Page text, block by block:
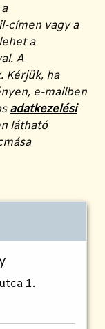
címen vagy a
a
A
Kérjük, ha
e-mailben
adatkezelési
látható
1.